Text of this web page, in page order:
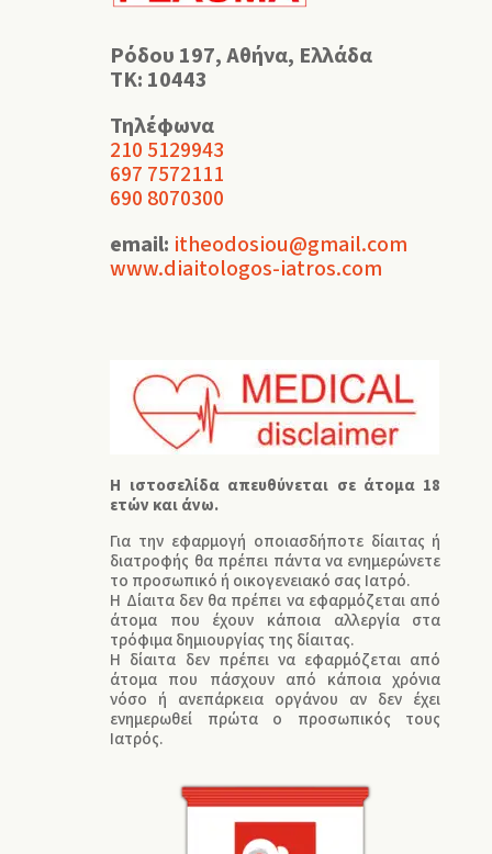
Ρόδου 197, Αθήνα, Ελλάδα
ΤΚ: 10443
Τηλέφωνα
210 5129943
697 7572111
690 8070300
email: itheodosiou@gmail.com
www.diaitologos-iatros.com
Η ιστοσελίδα απευθύνεται σε άτομα 18
ετών και άνω.
Για την εφαρμογή οποιασδήποτε δίαιτας ή
διατροφής θα πρέπει πάντα να ενημερώνετε
το προσωπικό ή οικογενειακό σας Ιατρό.
Η Δίαιτα δεν θα πρέπει να εφαρμόζεται από
άτομα που έχουν κάποια αλλεργία στα
τρόφιμα δημιουργίας της δίαιτας.
Η δίαιτα δεν πρέπει να εφαρμόζεται από
άτομα που πάσχουν από κάποια χρόνια
νόσο ή ανεπάρκεια οργάνου αν δεν έχει
ενημερωθεί πρώτα ο προσωπικός τους
Ιατρός.